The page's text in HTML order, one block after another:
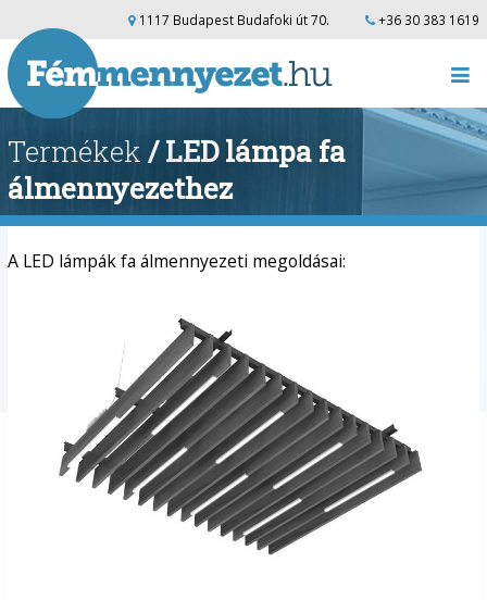
1117 Budapest Budafoki út 70. +36 30 383 1619
Termékek / LED lámpa fa
álmennyezethez
A LED lámpák fa álmennyezeti megoldásai: